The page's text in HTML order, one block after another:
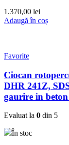
1.370,00 lei
Adaugă în coș
Favorite
Ciocan
DHR 241Z,
gaurire in
Evaluat la 0 din 5
În stoc